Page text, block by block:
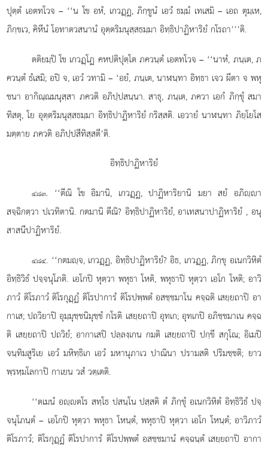
ปุตฺตํ เอตทโวจ – ‘‘น โข อหํ, เกวฏฺฏ, ภิกฺขูนํ เอวํ ธมฺมํ เทเสมิ – เอถ ตุมฺเห,
ภิกฺขเว, คิหีนํ โอทาตวสนานํ อุตฺตริมนุสฺสธมฺมา อิทฺธิปาฏิหาริยํ กโรถา’’’ติ.
ตติยมฺปิ โข เกวฏฺโฏ คหปติปุตฺโต ภควนฺตํ เอตทโวจ – ‘‘นาหํ, ภนฺเต, ภ
ควนฺตํ ธํเสมิ; อปิ จ, เอวํ วทามิ – ‘อยํ, ภนฺเต, นาฬนฺทา อิทฺธา เจว ผีตา จ พหุ
ชนา อากิณฺณมนุสฺสา ภควติ อภิปฺปสนฺนา. สาธุ, ภนฺเต, ภควา เอกํ ภิกฺขุํ สมา
ทิสตุ, โย อุตฺตริมนุสฺสธมฺมา อิทฺธิปาฏิหาริยํ กริสฺสติ. เอวายํ นาฬนฺทา ภิยฺโยโส
มตฺตาย ภควติ อภิปฺปสีทิสฺสตี’ติ.
อิทฺธิปาฏิหาริยํ
๔๘๓. ‘‘ตีณิโข อิมานิ, เกวฏฺฏ, ปาฏิหาริยานิ มยา สยํ อภิฺา
สจฺฉิกตฺวา ปเวทิตานิ. กตมานิ ตีณิ? อิทฺธิปาฏิหาริยํ, อาเทสนาปาฏิหาริยํ, อนุ
สาสนีปาฏิหาริยํ.
๔๘๔. ‘‘กตมฺจ, เกวฏฺฏ, อิทฺธิปาฏิหาริยํ? อิธ, เกวฏฺฏ, ภิกฺขุ อเนกวิหิตํ
อิทฺธิวิธํ ปจฺจนุโภติ. เอโกปิ หุตฺวา พหุธา โหติ, พหุธาปิ หุตฺวา เอโก โหติ; อาวิ
ภาวํ ติโรภาวํ ติโรกุฏฺฏํ ติโรปาการํ ติโรปพฺพตํ อสชฺชมาโน คจฺฉติ เสยฺยถาปิ อา
กาเส; ปถวิยาปิ อุมฺมุชฺชนิมุชฺชํ กโรติ เสยฺยถาปิ อุทเก; อุทเกปิ อภิชฺชมาเน คจฺฉ
ติ เสยฺยถาปิ ปถวิยํ; อากาเสปิ ปลฺลงฺเกน กมติ เสยฺยถาปิ ปกฺขี สกุโณ; อิเมปิ
จนฺทิมสูริเย เอวํ มหิทฺธิเก เอวํ มหานุภาเว ปาณินา ปรามสติ ปริมชฺชติ; ยาว
พฺรหฺมโลกาปิ กาเยน วสํ วตฺเตติ.
‘‘ตเมนํ อฺตโร สทฺโธ ปสนฺโน ปสฺสติ ตํ ภิกฺขุํ อเนกวิหิตํ อิทฺธิวิธํ ปจฺ
จนุโภนฺตํ – เอโกปิ หุตฺวา พหุธา โหนฺตํ, พหุธาปิ หุตฺวา เอโก โหนฺตํ; อาวิภาวํ
ติโรภาวํ; ติโรกุฏฺฏํ ติโรปาการํ ติโรปพฺพตํ อสชฺชมานํ คจฺฉนฺตํ เสยฺยถาปิ อากา